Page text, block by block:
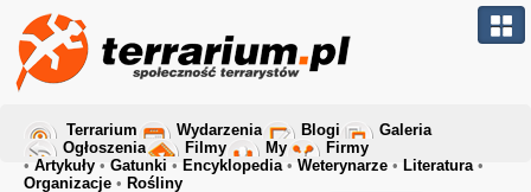
Terrarium Wydarzenia Blogi
Galeria
Ogłoszenia
Filmy My
Firmy
• Artykuły • Gatunki • Encyklopedia• Weterynarze • Literatura•
Organizacje • Rośliny